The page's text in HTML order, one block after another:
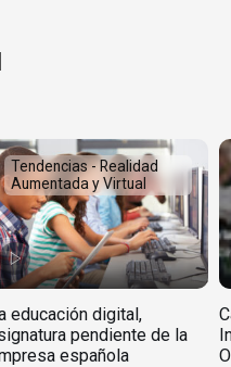
Tendencias - Realidad
Aumentada y Virtual
educación digital,
pendiente de la
española